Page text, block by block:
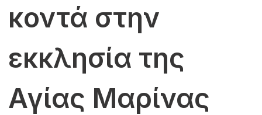
κοντά στην
εκκλησία της
Αγίας Μαρίνας